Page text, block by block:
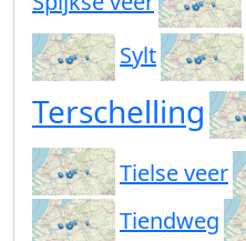
Sylt
Terschelling
Tielse veer
Tiendweg